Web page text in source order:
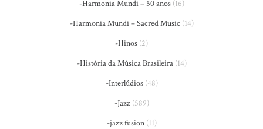
-Harmonia Mundi – 50 anos(16)
-Harmonia Mundi – Sacred Music (14)
-Hinos (2)
-História da Música Brasileira(14)
-Interlúdios(48)
-Jazz(589)
-jazz fusion(11)